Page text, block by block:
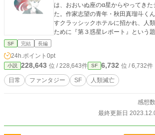
は、おおいぬ座のα星からやってき
た。作家志望の青年・秋田真瑠斗く
すクラッシックホテルに招かれ、人
ために『第３惑星レポート』という
SF 完結 長編
24h.ポイント 0pt
小説 228,643 位 / 228,643件 SF 6,732 位 / 6,732件
日常 ファンタジー SF 人類滅亡
感想
最終更新日